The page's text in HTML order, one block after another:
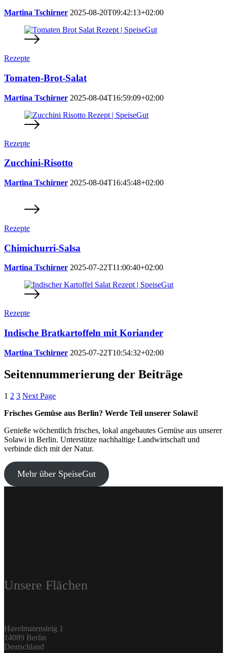
Martina Tschirner 2025-08-20T09:42:13+02:00
Rezepte
Tomaten-Brot-Salat
Martina Tschirner 2025-08-04T16:59:09+02:00
Rezepte
Zucchini-Risotto
Martina Tschirner 2025-08-04T16:45:48+02:00
Rezepte
Chimichurri-Salsa
Martina Tschirner 2025-07-22T11:00:40+02:00
Rezepte
Indische Bratkartoffeln mit Koriander
Martina Tschirner 2025-07-22T10:54:32+02:00
Seitennummerierung der Beiträge
1 2 3 Next Page
Frisches Gemüse aus Berlin? Werde Teil unserer Solawi!
Genieße wöchentlich frisches, lokal angebautes Gemüse aus unserer
Solawi in Berlin. Unterstütze nachhaltige Landwirtschaft und
verbinde dich mit der Natur.
Mehr über SpeiseGut
Unsere Flächen
Havelmatensteig 1
14089 Berlin
Deutschland